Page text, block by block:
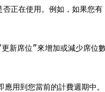
正在使用。例如，如果您
新席位”來增加或減少席位
用到您當前的計費週期中。